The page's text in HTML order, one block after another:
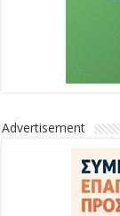
Advertisement